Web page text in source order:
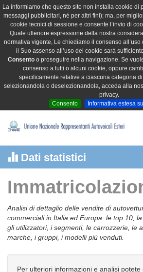
La informiamo che questo sito non installa cookie di
messaggi pubblicitari, né per altri fini); ma, per
cookie tecnici di sessione e consente l’invio di
Quale ulteriore espressione della nostra
normativa vigente, Le chiediamo il consenso
il Suo assenso all’uso dei cookie sarà
Consento o proseguire nella navigazione. Se
consenso a tutti o alcuni cookie, oppure
specificamente relative a ciascuna categoria
selezionandola o deselezionandola, acceda alla
privacy.
Consento
Informativa estesa
Dati statistici
Analisi di dettaglio delle vendite di
commerciali in Italia ed Europa: le top 10,
gli utilizzatori, i segmenti, le carrozzerie, le
marche, i gruppi, i modelli più venduti.
Per ulteriori informazioni e analisi potete